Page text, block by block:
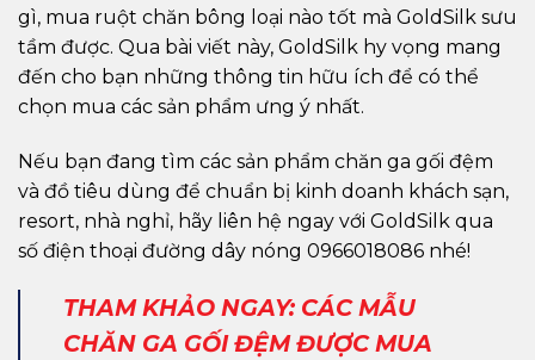
gì, mua ruột chăn bông loại nào tốt mà GoldSilk sưu
tầm được. Qua bài viết này, GoldSilk hy vọng mang
đến cho bạn những thông tin hữu ích để có thể
chọn mua các sản phẩm ưng ý nhất.
Nếu bạn đang tìm các sản phẩm chăn ga gối đệm
và đồ tiêu dùng để chuẩn bị kinh doanh khách sạn,
resort, nhà nghỉ, hãy liên hệ ngay với GoldSilk qua
số điện thoại đường dây nóng 0966018086 nhé!
THAM KHẢO NGAY: CÁC MẪU
CHĂN GA GỐI ĐỆM ĐƯỢC MUA